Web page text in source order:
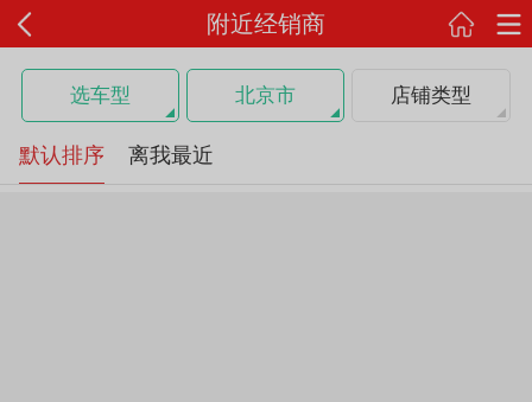
附近经销商
选车型 北京市 店铺类型
默认排序 离我最近